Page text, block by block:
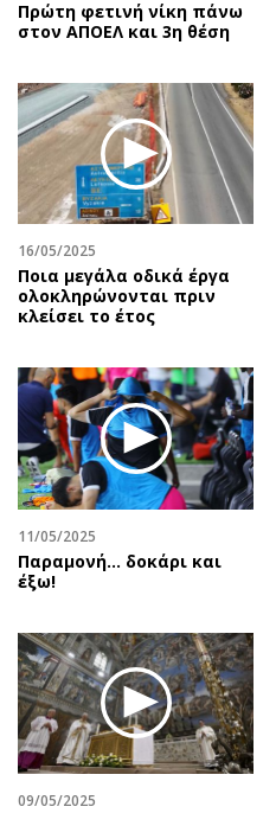
Διεθνή
Κληρώσεις Allwyn
Οικονομία
Real Estate
Επιχειρήσεις
Αγορές
Money Review
AstroBank Properties
Trends
Ναυτιλία
Περιβάλλον
Ελλάδα
Κόσμος
Πολιτισμός
Σινεμά
Μουσική
Εικαστικά
Βιβλίο
Χειρόγραφα
Πρώτη φετινή νίκη πάνω
στον ΑΠΟΕΛ και 3η θέση
16/05/2025
Ποια μεγάλα οδικά έργα
ολοκληρώνονται πριν
κλείσει το έτος
11/05/2025
Παραμονή… δοκάρι και
έξω!
09/05/2025